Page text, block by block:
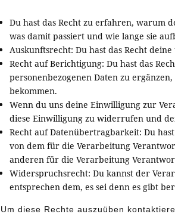
Du hast das Recht zu erfahren, warum
was damit passiert und wie lange sie
Auskunftsrecht: Du hast das Recht
Recht auf Berichtigung: Du hast das
personenbezogenen Daten zu
bekommen.
Wenn du uns deine Einwilligung zur
diese Einwilligung zu widerrufen und
Recht auf Datenübertragbarkeit: Du
von dem für die Verarbeitung
anderen für die Verarbeitung
Widerspruchsrecht: Du kannst der
entsprechen dem, es sei denn es gibt
Um diese Rechte auszuüben